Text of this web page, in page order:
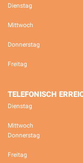
Dienstag
Mittwoch
Donnerstag
Freitag
TELEFONISCH
Dienstag
Mittwoch
Donnerstag
Freitag